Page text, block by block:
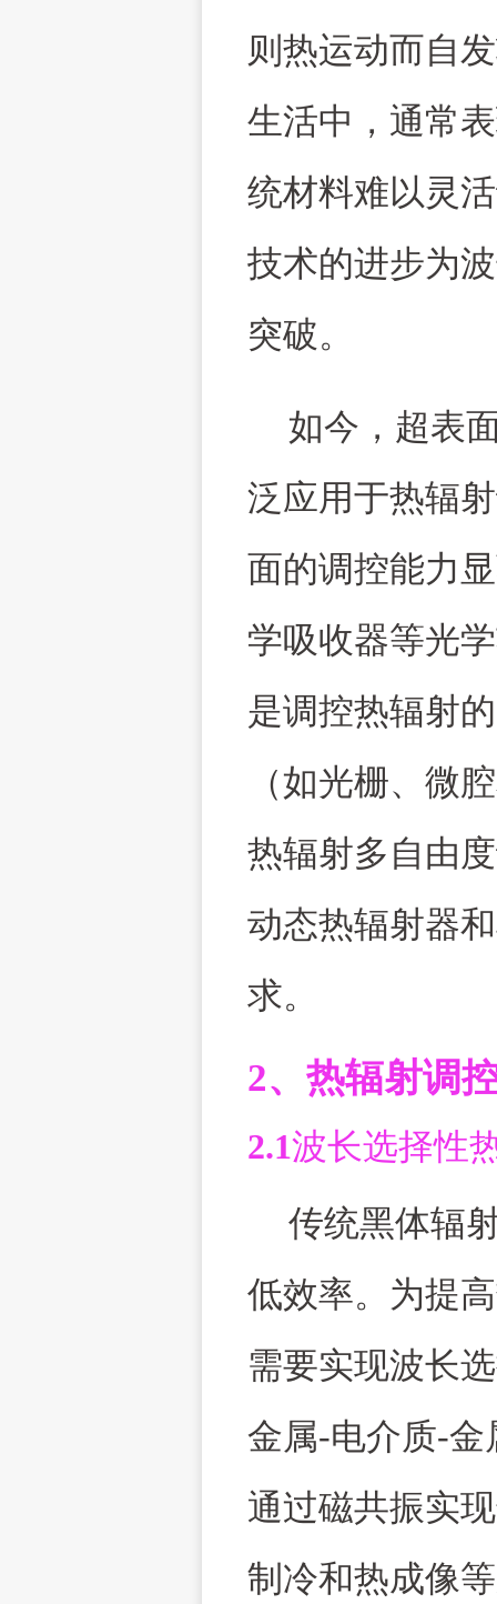
则热运动而自
生活中，通常
统材料难以灵
技术的进步为
突破。
如今，超表
泛应用于热辐
面的调控能力
学吸收器等光
是调控热辐射
（如光栅、微
热辐射多自由
动态热辐射器
求。
2、热辐射调
2.1波长选择性
传统黑体辐
低效率。为提
需要实现波长
金属-电介质-金
通过磁共振实
制冷和热成像